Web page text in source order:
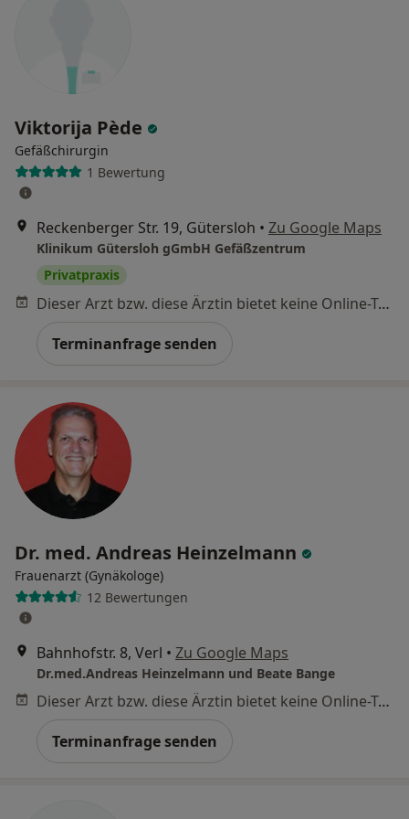
Viktorija Pède
Gefäßchirurgin
1 Bewertung
Reckenberger Str. 19, Gütersloh • Zu Google Maps
Klinikum Gütersloh gGmbH Gefäßzentrum
Privatpraxis
Dieser Arzt bzw. diese Ärztin bietet keine Online-Terminbuchung an diesem Standort an.
Terminanfrage senden
Dr. med. Andreas Heinzelmann
Frauenarzt (Gynäkologe)
12 Bewertungen
Bahnhofstr. 8, Verl • Zu Google Maps
Dr.med.Andreas Heinzelmann und Beate Bange
Dieser Arzt bzw. diese Ärztin bietet keine Online-Terminbuchung an diesem Standort an.
Terminanfrage senden